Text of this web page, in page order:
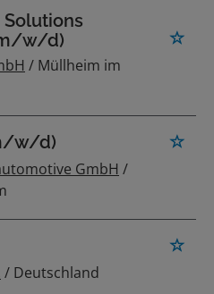
Solutions
w/d)
/ Müllheim im
w/d)
GmbH /
/ Deutschland